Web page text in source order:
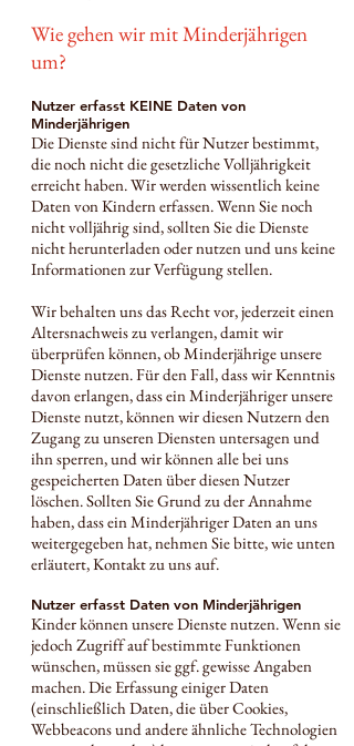
Wie gehen wir mit Minderjährigen
um?
Nutzer erfasst KEINE Daten von
Minderjährigen
Die Dienste sind nicht für Nutzer bestimmt,
die noch nicht die gesetzliche Volljährigkeit
erreicht haben. Wir werden wissentlich keine
Daten von Kindern erfassen. Wenn Sie noch
nicht volljährig sind, sollten Sie die Dienste
nicht herunterladen oder nutzen und uns keine
Informationen zur Verfügung stellen.
Wir behalten uns das Recht vor, jederzeit einen
Altersnachweis zu verlangen, damit wir
überprüfen können, ob Minderjährige unsere
Dienste nutzen. Für den Fall, dass wir Kenntnis
davon erlangen, dass ein Minderjähriger unsere
Dienste nutzt, können wir diesen Nutzern den
Zugang zu unseren Diensten untersagen und
ihn sperren, und wir können alle bei uns
gespeicherten Daten über diesen Nutzer
löschen. Sollten Sie Grund zu der Annahme
haben, dass ein Minderjähriger Daten an uns
weitergegeben hat, nehmen Sie bitte, wie unten
erläutert, Kontakt zu uns auf.
Nutzer erfasst Daten von Minderjährigen
Kinder können unsere Dienste nutzen. Wenn sie
jedoch Zugriff auf bestimmte Funktionen
wünschen, müssen sie ggf. gewisse Angaben
machen. Die Erfassung einiger Daten
(einschließlich Daten, die über Cookies,
Webbeacons und andere ähnliche Technologien